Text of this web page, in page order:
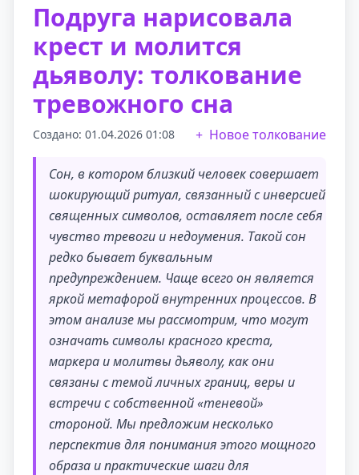
Подруга нарисовала
крест и молится
дьяволу: толкование
тревожного сна
Создано: 01.04.2026 01:08 Новое толкование
Сон, в котором близкий человек совершает
шокирующий ритуал, связанный с инверсией
священных символов, оставляет после себя
чувство тревоги и недоумения. Такой сон
редко бывает буквальным
предупреждением. Чаще всего он является
яркой метафорой внутренних процессов. В
этом анализе мы рассмотрим, что могут
означать символы красного креста,
маркера и молитвы дьяволу, как они
связаны с темой личных границ, веры и
встречи с собственной «теневой»
стороной. Мы предложим несколько
перспектив для понимания этого мощного
образа и практические шаги для